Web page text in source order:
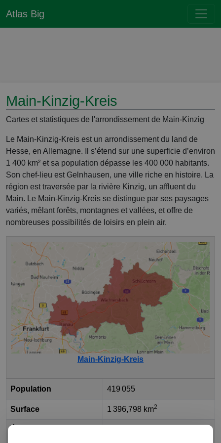
Atlas Big
Main-Kinzig-Kreis
Cartes et statistiques de l'arrondissement de Main-Kinzig
Le Main-Kinzig-Kreis est un arrondissement du land de
Hesse, en Allemagne. Il s’étend sur une superficie d’environ
1 400 km² et sa population dépasse les 400 000 habitants.
Son chef-lieu est Gelnhausen, une ville riche en histoire. La
région est traversée par la rivière Kinzig, un affluent du
Main. Le Main-Kinzig-Kreis se distingue par ses paysages
variés, mêlant forêts, montagnes et vallées, et offre de
nombreuses possibilités de loisirs en plein air.
Main-Kinzig-Kreis
Population 419 055
Surface 1 396,798 km2